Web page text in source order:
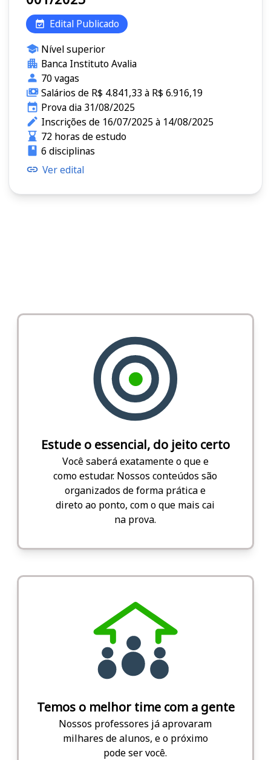
Edital Publicado
Nível superior
Banca Instituto Avalia
70 vagas
Salários de R$ 4.841,33 à R$ 6.916,19
Prova dia 31/08/2025
Inscrições de 16/07/2025 à 14/08/2025
72 horas de estudo
6 disciplinas
Ver edital
Estude o essencial, do jeito certo
Você saberá exatamente o que e
como estudar. Nossos conteúdos são
organizados de forma prática e
direto ao ponto, com o que mais cai
na prova.
Temos o melhor time com a gente
Nossos professores já aprovaram
milhares de alunos, e o próximo
pode ser você.